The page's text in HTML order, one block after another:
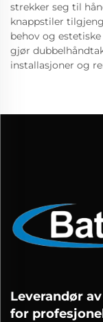
strekker seg til
knappstiler
behov og
gjør
installasjoner og
Leverandør
for